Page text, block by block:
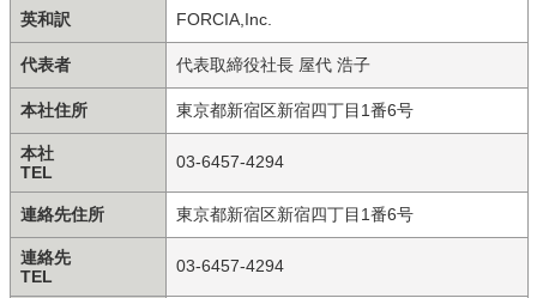
英和訳 FORCIA,Inc.
代表者 代表取締役社長 屋代 浩子
本社住所 東京都新宿区新宿四丁目1番6号
本社
TEL
03‐6457‐4294
連絡先住所 東京都新宿区新宿四丁目1番6号
連絡先
TEL
03‐6457‐4294